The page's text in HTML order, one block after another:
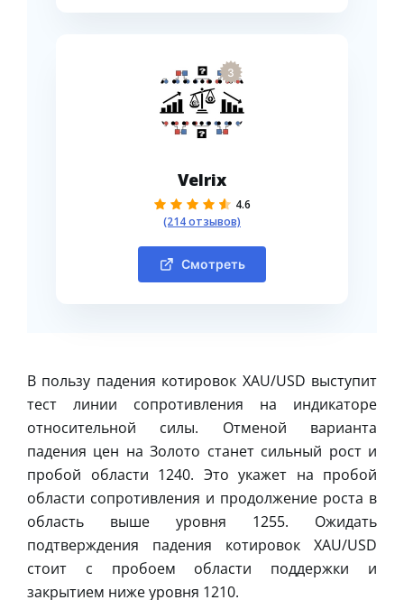
3
Velrix
4.6
(214 отзывов)
Смотреть
В пользу падения котировок XAU/USD выступит
тест линии сопротивления на индикаторе
относительной силы. Отменой варианта
падения цен на Золото станет сильный рост и
пробой области 1240. Это укажет на пробой
области сопротивления и продолжение роста в
область выше уровня 1255. Ожидать
подтверждения падения котировок XAU/USD
стоит с пробоем области поддержки и
закрытием ниже уровня 1210.